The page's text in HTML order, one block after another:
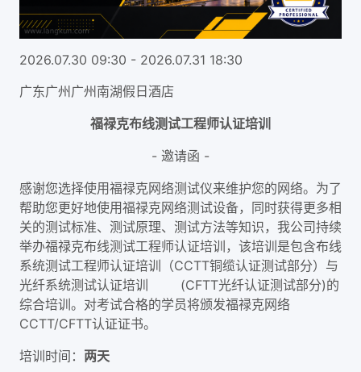
2026.07.30 09:30 - 2026.07.31 18:30
广东广州广州南湖假日酒店
福禄克布线测试工程师认证培训
- 邀请函 -
感谢您选择使用福禄克网络测试仪来维护您的网络。为了
帮助您更好地使用福禄克网络测试设备，同时获得更多相
关的测试标准、测试原理、测试方法等知识，我公司持续
举办福禄克布线测试工程师认证培训，该培训是包含布线
系统测试工程师认证培训（CCTT铜缆认证测试部分）与
光纤系统测试认证培训 (CFTT光纤认证测试部分)的
综合培训。对考试合格的学员将颁发福禄克网络
CCTT/CFTT认证证书。
培训时间： 两天